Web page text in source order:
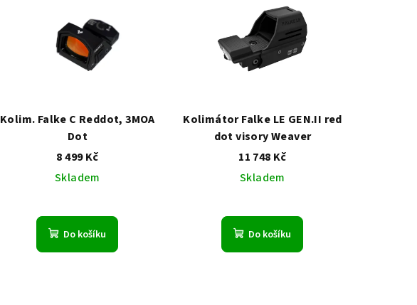
Kolim. Falke C Reddot, 3MOA
Dot
8 499 Kč
Skladem
Do košíku
Kolimátor Falke LE GEN.II red
dot visory Weaver
11 748 Kč
Skladem
Do košíku